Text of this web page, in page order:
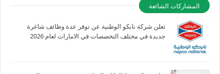
المشاركات الشائعة
تعلن شركة نابكو الوطنية عن توفر عدة وظائف شاغرة
جديدة في مختلف التخصصات في الامارات لعام 2026